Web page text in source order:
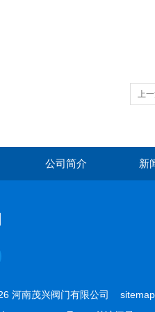
上一
公司简介 新
河南茂兴阀门有限公司